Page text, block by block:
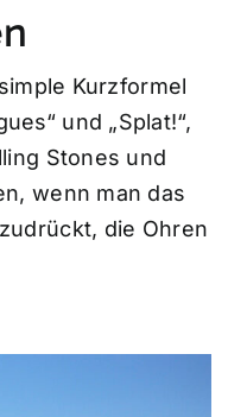
Kurzformel
und „Splat!“,
Stones und
wenn man das
die Ohren